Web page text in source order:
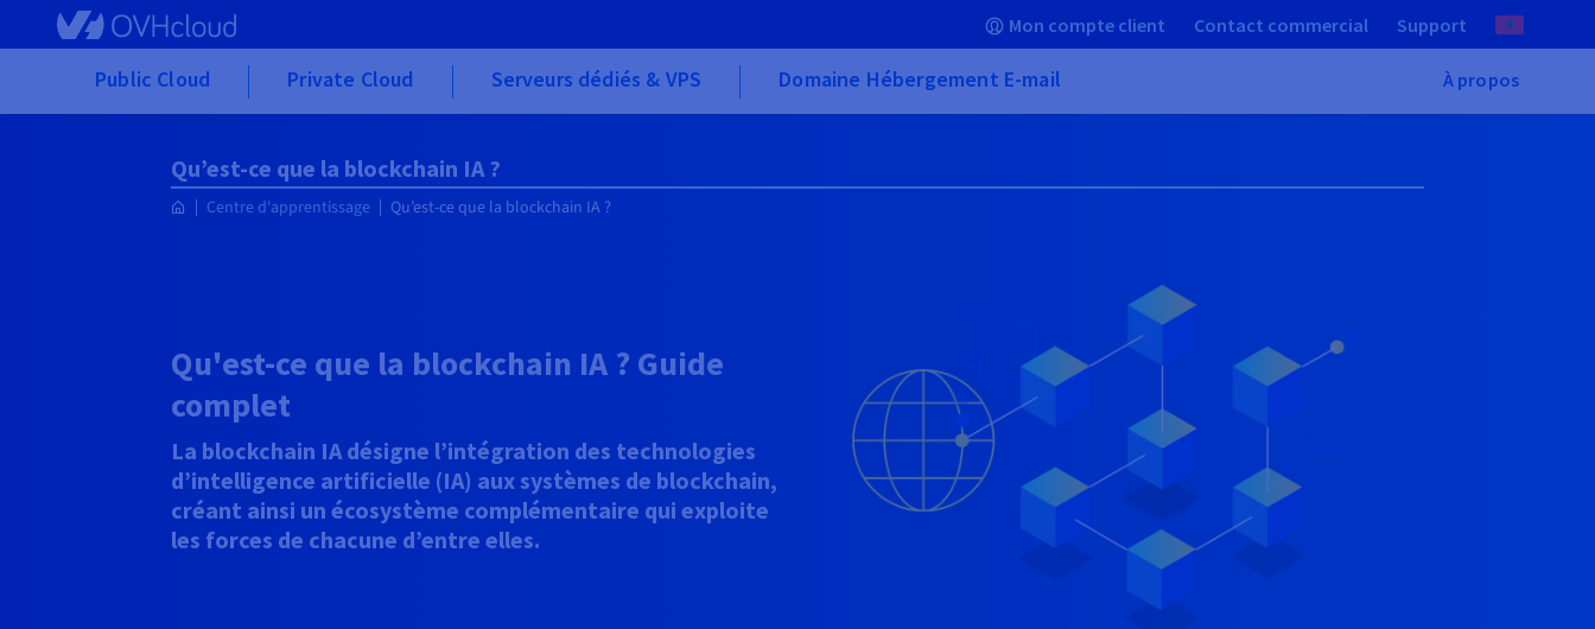
Skip to main content Mon compte client Contact commercial Support
Public Cloud Private Cloud Serveurs dédiés & VPS Domaine Hébergement E-mail À propos
Qu’est-ce que la blockchain IA ?
Centre d'apprentissage Qu’est-ce que la blockchain IA ?
Qu'est-ce que la blockchain IA ? Guide
complet
La blockchain IA désigne l’intégration des technologies
d’intelligence artificielle (IA) aux systèmes de blockchain,
créant ainsi un écosystème complémentaire qui exploite
les forces de chacune d’entre elles.